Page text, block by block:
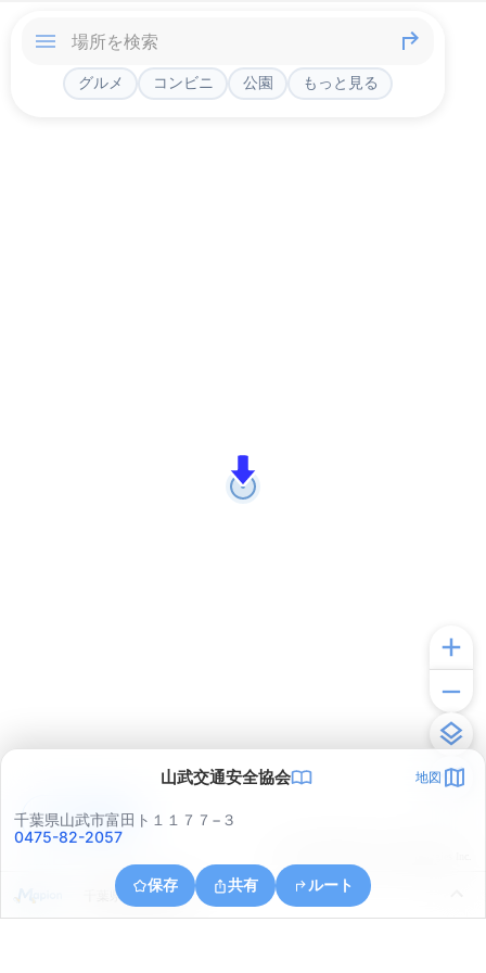
グルメ コンビニ 公園 もっと見る
山武交通安全協会 地図
千葉県山武市富田ト１１７７−３
0475-82-2057
保存 共有 ルート
千葉県山武市新泉
アプリで見る